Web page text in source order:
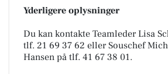
Yderligere oplysninger
Du kan kontakte Teamleder Lisa
tlf. 21 69 37 62 eller Souschef
Hansen på tlf. 41 67 38 01.